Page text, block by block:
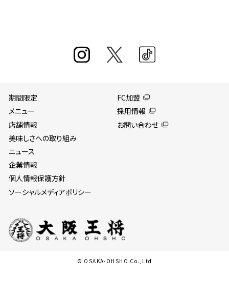
期間限定
メニュー
店舗情報
美味しさへの取り組み
ニュース
企業情報
個人情報保護方針
ソーシャルメディアポリシー
FC加盟
採用情報
お問い合わせ
© OSAKA-OHSHO Co.,Ltd